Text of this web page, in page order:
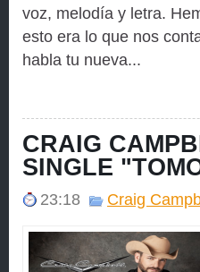
voz, melodía y letra.
esto era lo que nos
habla tu nueva...
CRAIG
SINGLE
23:18 Craig